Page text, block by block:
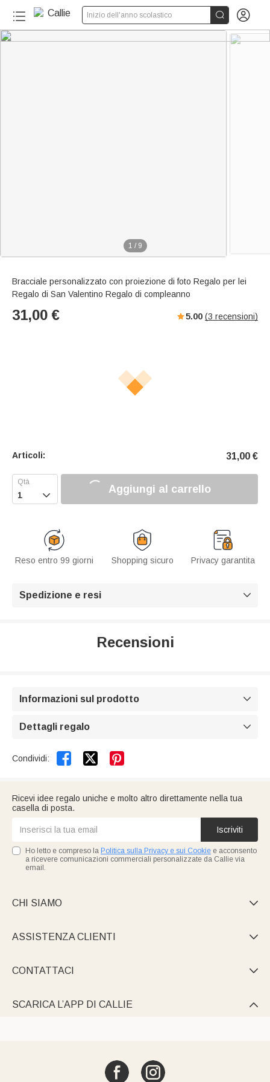
Inizio dell'anno scolastico  
1 / 9
Bracciale personalizzato con proiezione di foto Regalo per lei
Regalo di San Valentino Regalo di compleanno
31,00 € 5.00 (3 recensioni)
Articoli: 31,00 €
 Aggiungi al carrello
Reso entro 99 giorni Shopping sicuro Privacy garantita
Spedizione e resi 
Recensioni
Informazioni sul prodotto 
Dettagli regalo 
Condividi:  
Ricevi idee regalo uniche e molto altro direttamente nella tua
casella di posta.
Iscriviti
Ho letto e compreso la Politica sulla Privacy e sui Cookie e acconsento
a ricevere comunicazioni commerciali personalizzate da Callie via
email.
CHI SIAMO 
ASSISTENZA CLIENTI 
CONTATTACI 
SCARICA L’APP DI CALLIE 